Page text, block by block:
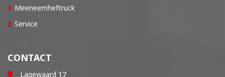
Meeneemheftruck
Service
CONTACT
Lagewaard 17